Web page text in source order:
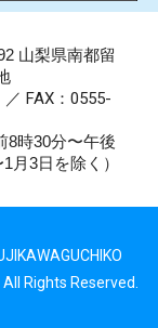
山梨県南都留
／ FAX：0555-
時30分〜午後
月3日を除く）
All Rights Reserved.